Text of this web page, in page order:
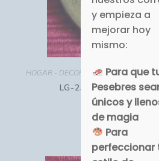
HOGAR - DECORACIÓN ,Monedas
LG-232 Colombia 20
USD $1.00
Comprar
y empieza a
mejorar hoy
mismo:
Para que
Pesebres
únicos y
de magia
Para
perfeccionar